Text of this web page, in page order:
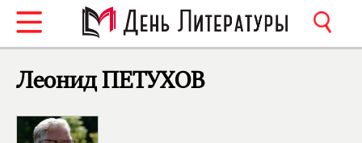
Леонид ПЕТУХОВ